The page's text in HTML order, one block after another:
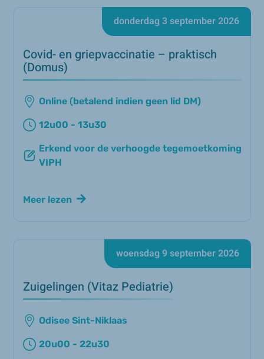
Covid- en griepvaccinatie – praktisch
(Domus)
donderdag 3 september 2026
Meer lezen
Online (betalend indien geen lid DM)
12u00 - 13u30
Erkend voor de verhoogde tegemoetkoming
VIPH
Zuigelingen (Vitaz Pediatrie)
woensdag 9 september 2026
Odisee Sint-Niklaas
20u00 - 22u30